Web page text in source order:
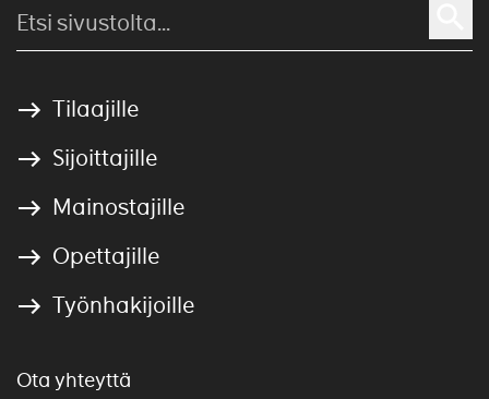
Tilaajille
Sijoittajille
Mainostajille
Opettajille
Työnhakijoille
Ota yhteyttä